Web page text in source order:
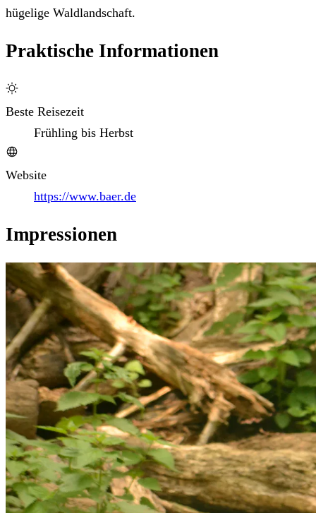
hügelige Waldlandschaft.
Praktische Informationen
Beste Reisezeit
Frühling bis Herbst
Website
https://www.baer.de
Impressionen